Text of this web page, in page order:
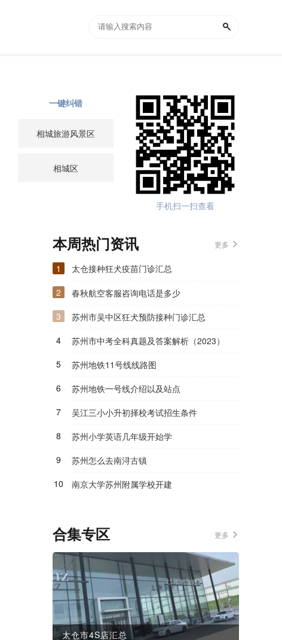
手机扫一扫查看
相城旅游风景区
相城区
一键纠错
本周热门资讯 更多
1
太仓接种狂犬疫苗门诊汇总
2
春秋航空客服咨询电话是多少
3
苏州市吴中区狂犬预防接种门诊汇总
4
苏州市中考全科真题及答案解析（2023）
5
苏州地铁11号线线路图
6
苏州地铁一号线介绍以及站点
7
吴江三小小升初择校考试招生条件
8
苏州小学英语几年级开始学
9
苏州怎么去南浔古镇
10
南京大学苏州附属学校开建
合集专区 更多
太仓市4S店汇总